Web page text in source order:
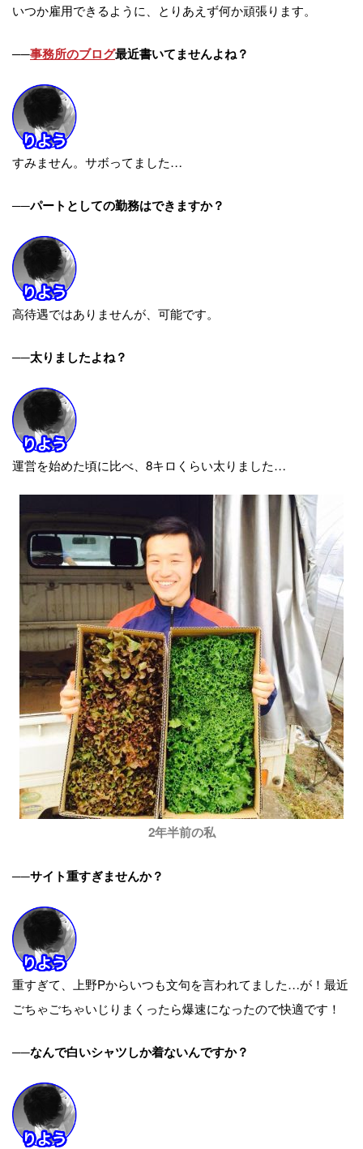
いつか雇用できるように、とりあえず何か頑張ります。
──事務所のブログ最近書いてませんよね？
すみません。サボってました…
──パートとしての勤務はできますか？
高待遇ではありませんが、可能です。
──太りましたよね？
運営を始めた頃に比べ、8キロくらい太りました…
2年半前の私
──サイト重すぎませんか？
重すぎて、上野Pからいつも文句を言われてました…が！最近
ごちゃごちゃいじりまくったら爆速になったので快適です！
──なんで白いシャツしか着ないんですか？